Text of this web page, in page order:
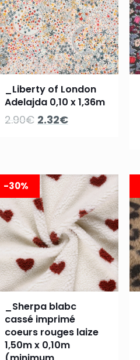
_Liberty of London
Adelajda 0,10 x 1,36m
2.90€ Le
2.90€.
2.32€Le
2.32€.
-30%
_Sherpa blabc
cassé imprimé
coeurs rouges laize
1,50m x 0,10m